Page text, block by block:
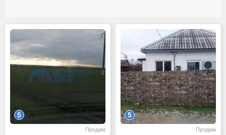
5
Продам
5
Продам